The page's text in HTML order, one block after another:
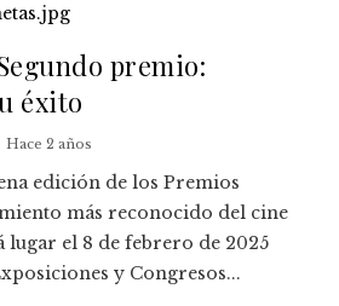
premio:
éxito
Hace 2 años
edición de los Premios
más reconocido del cine
lugar el 8 de febrero de 2025
y Congresos...